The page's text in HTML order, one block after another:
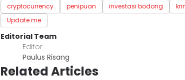
cryptocurrency penipuan investasi bodong
Update me
Editorial Team
Editor
Paulus Risang
Related Articles